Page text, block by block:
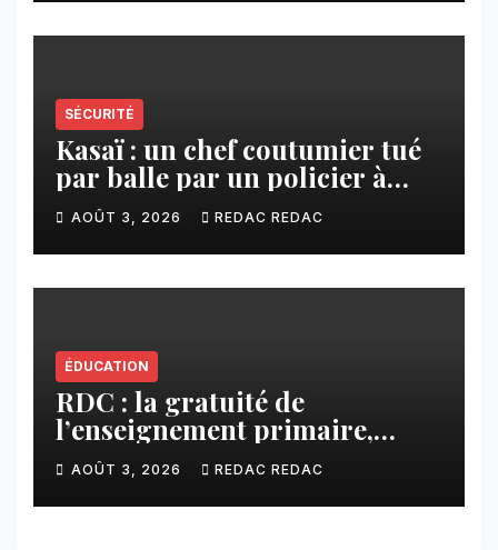
SÉCURITÉ
Kasaï : un chef coutumier tué
par balle par un policier à
Kamuesha, la tension monte
AOÛT 3, 2026 REDAC REDAC
ÉDUCATION
RDC : la gratuité de
l’enseignement primaire,
vision phare du Président
Félix Tshisekedi réaffirmée
par une circulaire du
AOÛT 3, 2026 REDAC REDAC